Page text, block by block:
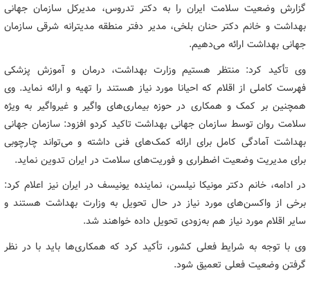
گزارش وضعیت سلامت ایران را به دکتر تدروس، مدیرکل سازمان جهانی
بهداشت و خانم دکتر حنان بلخی، مدیر دفتر منطقه مدیترانه شرقی سازمان
جهانی بهداشت ارائه می‌دهیم.
وی تأکید کرد: منتظر هستیم وزارت بهداشت، درمان و آموزش پزشکی
فهرست کاملی از اقلام که احیانا مورد نیاز هستند را تهیه و ارائه نماید. وی
همچنین بر کمک و همکاری در حوزه بیماری‌های واگیر و غیرواگیر به ویژه
سلامت روان توسط سازمان جهانی بهداشت تاکید کردو افزود: سازمان جهانی
بهداشت آمادگی کامل برای ارائه کمک‌های فنی داشته و می‌تواند چارچوبی
برای مدیریت وضعیت اضطراری و فوریت‌های سلامت در ایران تدوین نماید.
در ادامه، خانم دکتر مونیکا نیلسن، نماینده یونیسف در ایران نیز اعلام کرد:
برخی از واکسن‌های مورد نیاز در حال تحویل به وزارت بهداشت هستند و
سایر اقلام مورد نیاز هم به‌زودی تحویل داده خواهند شد.
وی با توجه به شرایط فعلی کشور، تأکید کرد که همکاری‌ها باید با در نظر
گرفتن وضعیت فعلی تعمیق شود.